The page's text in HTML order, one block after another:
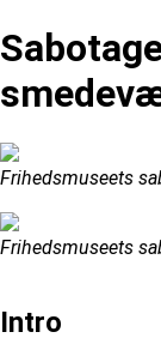
Frihedsmuseets
Frihedsmuseets
Intro